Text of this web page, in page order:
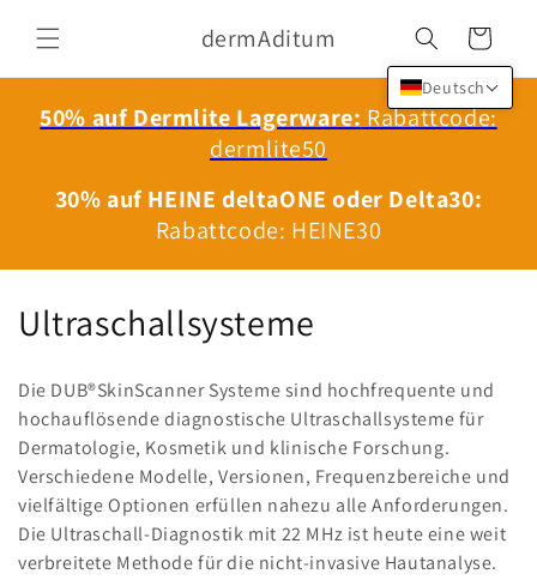
zum
Inhalt
dermAditum Warenkorb
50% auf Dermlite Lagerware: Rabattcode:
dermlite50
30% auf HEINE deltaONE oder Delta30:
Rabattcode: HEINE30
K
t
e
g
o
Ultraschallsysteme
Die DUB®SkinScanner Systeme sind hochfrequente und
hochauflösende diagnostische Ultraschallsysteme für
Dermatologie, Kosmetik und klinische Forschung.
Verschiedene Modelle, Versionen, Frequenzbereiche und
vielfältige Optionen erfüllen nahezu alle Anforderungen.
Die Ultraschall-Diagnostik mit 22 MHz ist heute eine weit
verbreitete Methode für die nicht-invasive Hautanalyse.
Deutsch